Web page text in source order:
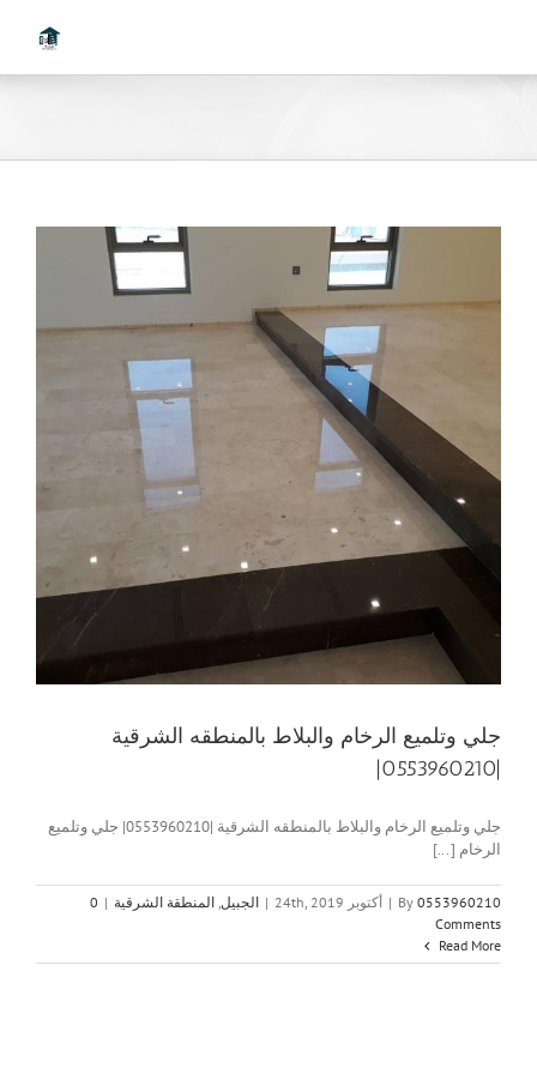
جلي وتلميع الرخام والبلاط بالمنطقه الشرقية
|0553960210|
جلي وتلميع الرخام والبلاط بالمنطقه الشرقية |0553960210| جلي وتلميع
الرخام [...]
By 0553960210
| أكتوبر 24th, 2019 | الجبيل, المنطقة الشرقية |
0
Comments
Read More